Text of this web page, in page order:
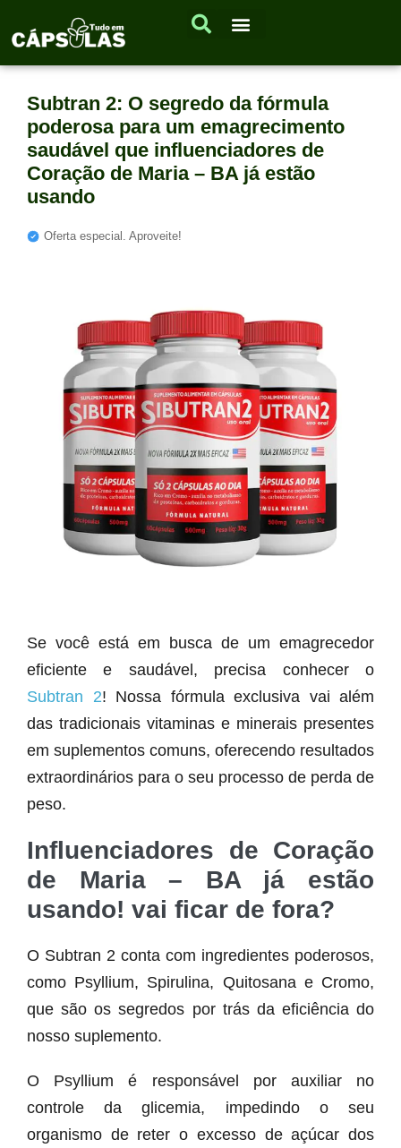
Subtran 2: O segredo da fórmula
poderosa para um emagrecimento
saudável que influenciadores de
Coração de Maria – BA já estão
usando
Oferta especial. Aproveite!
Se você está em busca de um emagrecedor
eficiente e saudável, precisa conhecer o
Subtran 2! Nossa fórmula exclusiva vai além
das tradicionais vitaminas e minerais presentes
em suplementos comuns, oferecendo resultados
extraordinários para o seu processo de perda de
peso.
Influenciadores de Coração
de Maria – BA já estão
usando! vai ficar de fora?
O Subtran 2 conta com ingredientes poderosos,
como Psyllium, Spirulina, Quitosana e Cromo,
que são os segredos por trás da eficiência do
nosso suplemento.
O Psyllium é responsável por auxiliar no
controle da glicemia, impedindo o seu
organismo de reter o excesso de açúcar dos